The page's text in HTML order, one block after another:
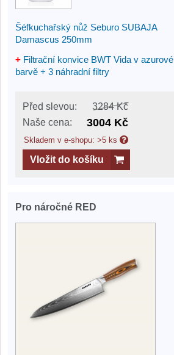
Šéfkuchařský nůž Seburo SUBAJA
Damascus 250mm
+ Filtrační konvice BWT Vida v azurové
barvě + 3 náhradní filtry
Před slevou:
3284 Kč
Naše cena:
3004 Kč
Skladem v e-shopu: >5 ks
Vložit do košíku
Pro náročné RED